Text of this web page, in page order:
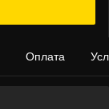
Оплата